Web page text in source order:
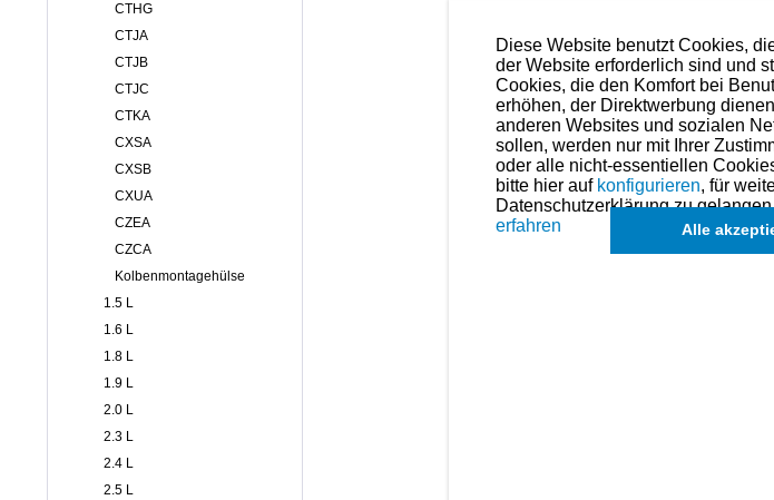
CTHG
CTJA
CTJB
CTJC
CTKA
CXSA
CXSB
CXUA
CZEA
CZCA
Kolbenmontagehülse
1.5 L
1.6 L
1.8 L
1.9 L
2.0 L
2.3 L
2.4 L
2.5 L
Diese Website benutzt Cookies,
der Website erforderlich sind und
Cookies, die den Komfort bei
erhöhen, der Direktwerbung
anderen Websites und sozialen
sollen, werden nur mit Ihrer
oder alle nicht-essentiellen
bitte hier auf konfigurieren, für
Datenschutzerklärung zu
erfahren
Alle